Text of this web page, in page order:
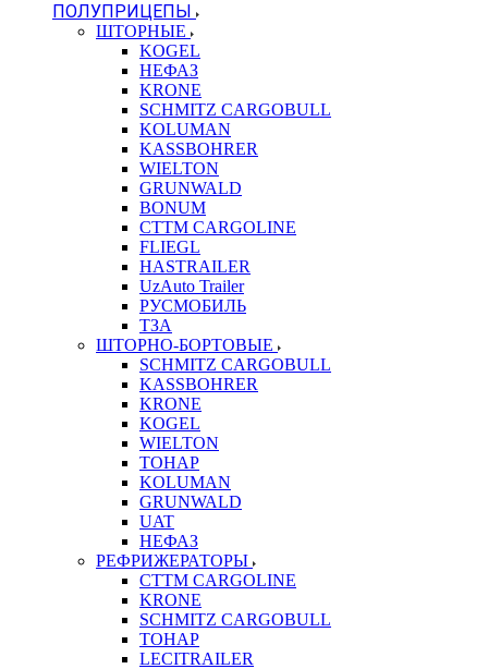
ПОЛУПРИЦЕПЫ
ШТОРНЫЕ
KOGEL
НЕФАЗ
KRONE
SCHMITZ CARGOBULL
KOLUMAN
KASSBOHRER
WIELTON
GRUNWALD
BONUM
CTTM CARGOLINE
FLIEGL
HASTRAILER
UzAuto Trailer
РУСМОБИЛЬ
ТЗА
ШТОРНО-БОРТОВЫЕ
SCHMITZ CARGOBULL
KASSBOHRER
KRONE
KOGEL
WIELTON
ТОНАР
KOLUMAN
GRUNWALD
UAT
НЕФАЗ
РЕФРИЖЕРАТОРЫ
CTTM CARGOLINE
KRONE
SCHMITZ CARGOBULL
ТОНАР
LECITRAILER